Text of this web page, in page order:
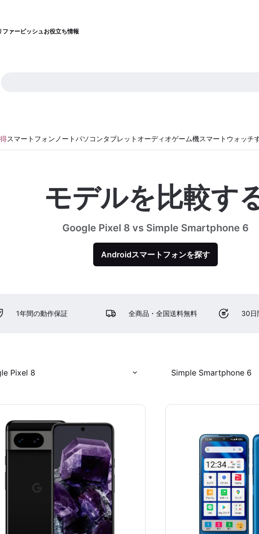
ァービッシュお役立ち情報
スマートフォン ノートパソコンタブレット オーディオゲーム機スマートウォッチ
モデルを比較す
Google Pixel 8 vs Simple Smartphone 6
Androidスマートフォンを探す
1年間の動作保証 全商品・全国送料無料 30日
Pixel 8 Simple Smartphone 6